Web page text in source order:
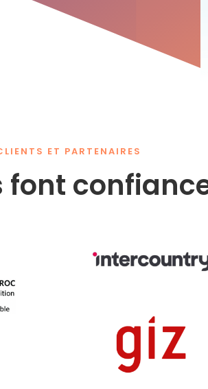
ET PARTENAIRES
font